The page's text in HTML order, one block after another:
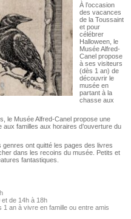
À l’occasion
des vacances
de la Toussaint
et pour
célébrer
Halloween, le
Musée Alfred-
Canel propose
à ses visiteurs
(dès 1 an) de
découvrir le
musée en
partant à la
chasse aux
le Musée Alfred-Canel propose une
familles aux horaires d’ouverture du
ont quitté les pages des livres
dans les recoins du musée. Petits et
fantastiques.
de 14h à 18h
an à vivre en famille ou entre amis